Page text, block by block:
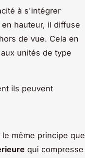
à s'intégrer
hauteur, il diffuse
de vue. Cela en
unités de type
ils peuvent
même principe que
qui compresse